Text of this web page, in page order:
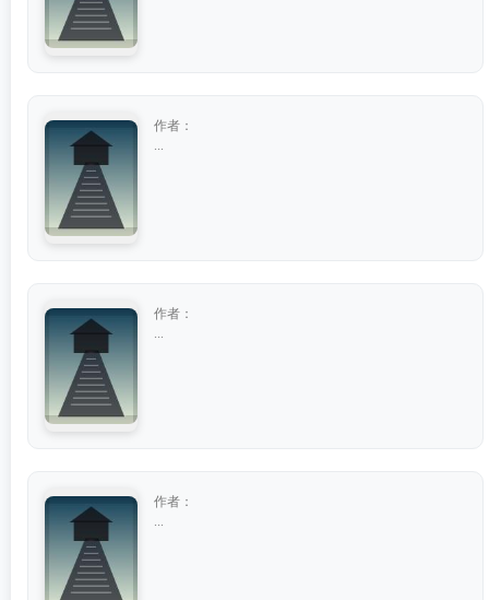
作者：
作者：
作者：